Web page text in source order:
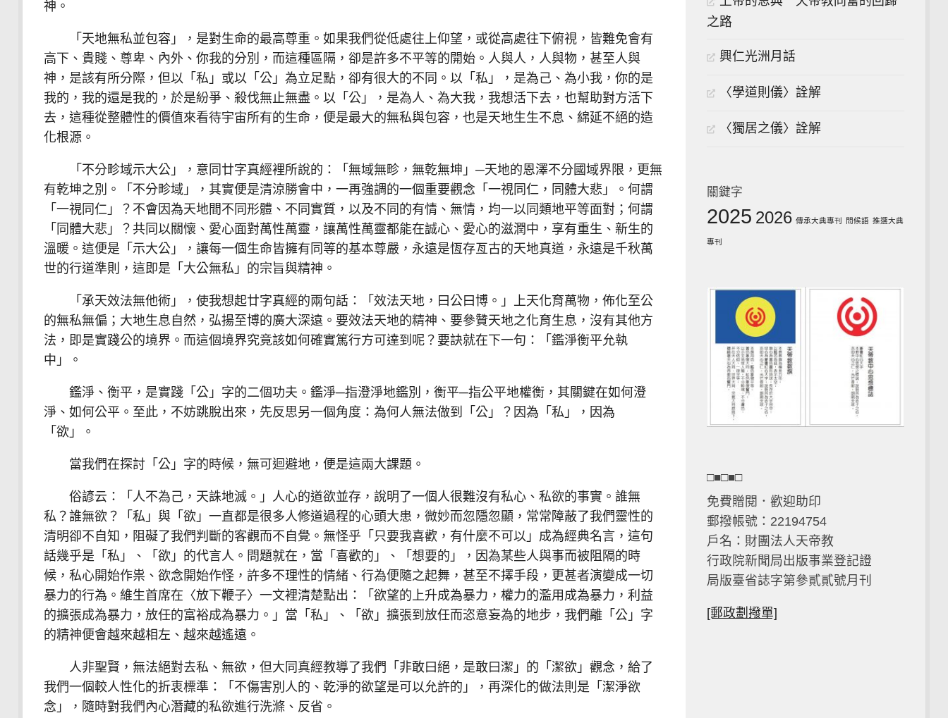
神。
「天地無私並包容」，是對生命的最高尊重。如果我們從低處往上仰望，或從高處往下俯視，皆難免會有
高下、貴賤、尊卑、內外、你我的分別，而這種區隔，卻是許多不平等的開始。人與人，人與物，甚至人與
神，是該有所分際，但以「私」或以「公」為立足點，卻有很大的不同。以「私」，是為己、為小我，你的是
我的，我的還是我的，於是紛爭、殺伐無止無盡。以「公」，是為人、為大我，我想活下去，也幫助對方活下
去，這種從整體性的價值來看待宇宙所有的生命，便是最大的無私與包容，也是天地生生不息、綿延不絕的造
化根源。
「不分畛域示大公」，意同廿字真經裡所說的：「無域無畛，無乾無坤」─天地的恩澤不分國域界限，更無
有乾坤之別。「不分畛域」，其實便是清涼勝會中，一再強調的一個重要觀念「一視同仁，同體大悲」。何謂
「一視同仁」？不會因為天地間不同形體、不同實質，以及不同的有情、無情，均一以同類地平等面對；何謂
「同體大悲」？共同以關懷、愛心面對萬性萬靈，讓萬性萬靈都能在誠心、愛心的滋潤中，享有重生、新生的
溫暖。這便是「示大公」，讓每一個生命皆擁有同等的基本尊嚴，永遠是恆存亙古的天地真道，永遠是千秋萬
世的行道準則，這即是「大公無私」的宗旨與精神。
「承天效法無他術」，使我想起廿字真經的兩句話：「效法天地，曰公曰博。」上天化育萬物，佈化至公
的無私無偏；大地生息自然，弘揚至博的廣大深遠。要效法天地的精神、要參贊天地之化育生息，沒有其他方
法，即是實踐公的境界。而這個境界究竟該如何確實篤行方可達到呢？要訣就在下一句：「鑑淨衡平允執
中」。
鑑淨、衡平，是實踐「公」字的二個功夫。鑑淨─指澄淨地鑑別，衡平─指公平地權衡，其關鍵在如何澄
淨、如何公平。至此，不妨跳脫出來，先反思另一個角度：為何人無法做到「公」？因為「私」，因為
「欲」。
當我們在探討「公」字的時候，無可迴避地，便是這兩大課題。
俗諺云：「人不為己，天誅地滅。」人心的道欲並存，說明了一個人很難沒有私心、私欲的事實。誰無
私？誰無欲？「私」與「欲」一直都是很多人修道過程的心頭大患，微妙而忽隱忽顯，常常障蔽了我們靈性的
清明卻不自知，阻礙了我們判斷的客觀而不自覺。無怪乎「只要我喜歡，有什麼不可以」成為經典名言，這句
話幾乎是「私」、「欲」的代言人。問題就在，當「喜歡的」、「想要的」，因為某些人與事而被阻隔的時
候，私心開始作祟、欲念開始作怪，許多不理性的情緒、行為便隨之起舞，甚至不擇手段，更甚者演變成一切
暴力的行為。維生首席在〈放下鞭子〉一文裡清楚點出：「欲望的上升成為暴力，權力的濫用成為暴力，利益
的擴張成為暴力，放任的富裕成為暴力。」當「私」、「欲」擴張到放任而恣意妄為的地步，我們離「公」字
的精神便會越來越相左、越來越遙遠。
人非聖賢，無法絕對去私、無欲，但大同真經教導了我們「非敢曰絕，是敢曰潔」的「潔欲」觀念，給了
我們一個較人性化的折衷標準：「不傷害別人的、乾淨的欲望是可以允許的」，再深化的做法則是「潔淨欲
念」，隨時對我們內心潛藏的私欲進行洗滌、反省。
之路
興仁光洲月話
〈學道則儀〉詮解
〈獨居之儀〉詮解
關鍵字
2025 2026 傳承大典專刊 問候語 推選大典
專刊
□■□■□
免費贈閱．歡迎助印
郵撥帳號：22194754
戶名：財團法人天帝教
行政院新聞局出版事業登記證
局版臺省誌字第參貳貳號月刊
[郵政劃撥單]